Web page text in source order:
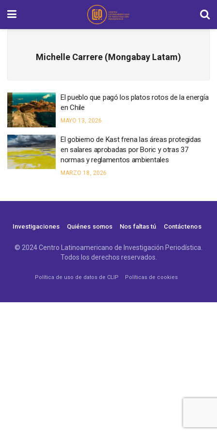
Michelle Carrere (Mongabay Latam)
El pueblo que pagó los platos rotos de la energía
en Chile
MAYO 13, 2026
El gobierno de Kast frena las áreas protegidas
en salares aprobadas por Boric y otras 37
normas y reglamentos ambientales
MARZO 18, 2026
Investigaciones Quiénes somos Nos faltas tú Contáctenos
© 2024 Centro Latinoamericano de Investigación Periodística.
Todos los derechos reservados.
Política de uso de datos de CLIP Políticas de cookies